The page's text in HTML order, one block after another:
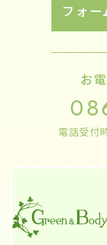
フォ
お
電話受付